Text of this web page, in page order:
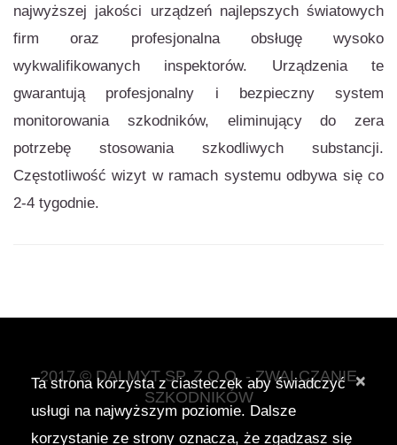
najwyższej jakości urządzeń najlepszych światowych
firm oraz profesjonalna obsługę wysoko
wykwalifikowanych inspektorów. Urządzenia te
gwarantują profesjonalny i bezpieczny system
monitorowania szkodników, eliminujący do zera
potrzebę stosowania szkodliwych substancji.
Częstotliwość wizyt w ramach systemu odbywa się co
2-4 tygodnie.
2017 © DALMYT SP. Z O.O. - ZWALCZANIE
SZKODNIKÓW
×
Ta strona korzysta z ciasteczek aby świadczyć
usługi na najwyższym poziomie. Dalsze
korzystanie ze strony oznacza, że zgadzasz się